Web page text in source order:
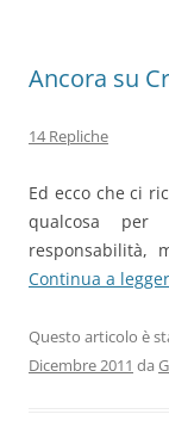
Ancora su
14 Repliche
Ed ecco che ci
qualcosa per
responsabilità,
Continua a
Questo articolo è
Dicembre 2011 da